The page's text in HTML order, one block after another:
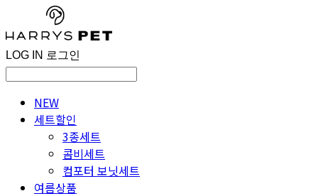
LOG IN 로그인
NEW
세트할인
3종세트
콤비세트
컴포터 보닛세트
여름상품